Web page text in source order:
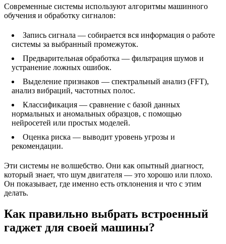
Современные системы используют алгоритмы машинного
обучения и обработку сигналов:
Запись сигнала — собирается вся информация о работе
системы за выбранный промежуток.
Предварительная обработка — фильтрация шумов и
устранение ложных ошибок.
Выделение признаков — спектральный анализ (FFT),
анализ вибраций, частотных полос.
Классификация — сравнение с базой данных
нормальных и аномальных образцов, с помощью
нейросетей или простых моделей.
Оценка риска — выводит уровень угрозы и
рекомендации.
Эти системы не волшебство. Они как опытный диагност,
который знает, что шум двигателя — это хорошо или плохо.
Он показывает, где именно есть отклонения и что с этим
делать.
Как правильно выбрать встроенный
гаджет для своей машины?